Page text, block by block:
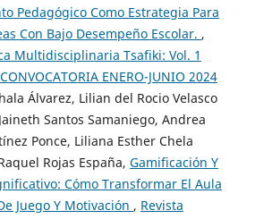
Pedagógico Como Estrategia Para
Con Bajo Desempeño Escolar. ,
Multidisciplinaria Tsafiki: Vol. 1
ENERO-JUNIO 2024
Álvarez, Lilian del Rocio Velasco
Santos Samaniego, Andrea
Ponce, Liliana Esther Chela
Rojas España, Gamificación Y
Cómo Transformar El Aula
Juego Y Motivación , Revista